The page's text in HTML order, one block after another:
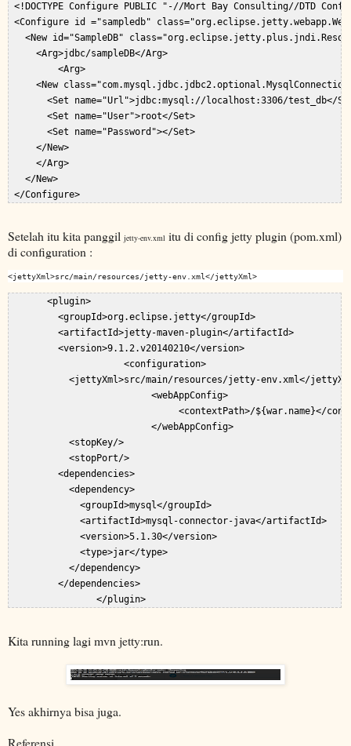
<!DOCTYPE Configure PUBLIC "-//Mort Bay Consulting//
<Configure id ="sampledb"
<New id="SampleDB"
     <Arg>jdbc/sampleDB</Arg>
         <Arg>
<New
<Set name="Url">jdbc:mysql://localhost:3306/test_db</
       <Set name="User">root</Set>
       <Set name="Password"></Set>
     </New>
     </Arg>
   </New>
Setelah itu kita panggil jetty-env.xml itu di config jetty plugin (pom.xml)
di configuration :
<jettyXml>src/main/resources/jetty-env.xml</jettyXml>
       <plugin>
         <groupId>org.eclipse.jetty</groupId>
         <artifactId>jetty-maven-plugin</artifactId>
         <version>9.1.2.v20140210</version>
                     <configuration>
<jettyXml>src/main/resources/jetty-env.xml</
                          <webAppConfig>
<contextPath>/${war.name}</
                          </webAppConfig>
           <stopKey/>
           <stopPort/>
         <dependencies>
           <dependency>
             <groupId>mysql</groupId>
             <artifactId>mysql-connector-java</artifactId>
             <version>5.1.30</version>
             <type>jar</type>
           </dependency>
         </dependencies>
Kita running lagi mvn jetty:run.
Yes akhirnya bisa juga.
Referensi